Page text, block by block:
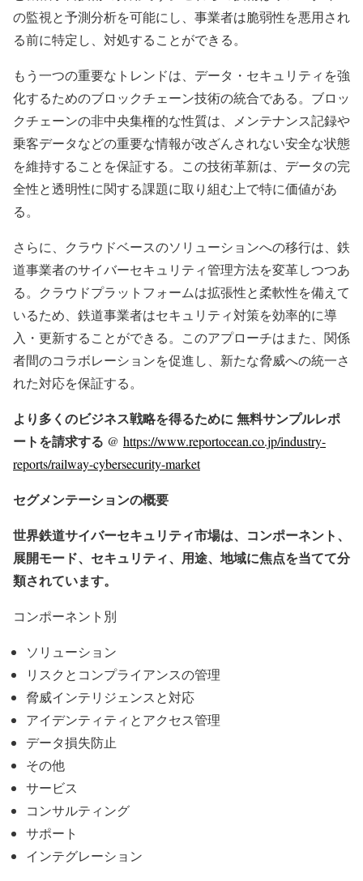
の監視と予測分析を可能にし、事業者は脆弱性を悪用され
る前に特定し、対処することができる。
もう一つの重要なトレンドは、データ・セキュリティを強
化するためのブロックチェーン技術の統合である。ブロッ
クチェーンの非中央集権的な性質は、メンテナンス記録や
乗客データなどの重要な情報が改ざんされない安全な状態
を維持することを保証する。この技術革新は、データの完
全性と透明性に関する課題に取り組む上で特に価値があ
る。
さらに、クラウドベースのソリューションへの移行は、鉄
道事業者のサイバーセキュリティ管理方法を変革しつつあ
る。クラウドプラットフォームは拡張性と柔軟性を備えて
いるため、鉄道事業者はセキュリティ対策を効率的に導
入・更新することができる。このアプローチはまた、関係
者間のコラボレーションを促進し、新たな脅威への統一さ
れた対応を保証する。
より多くのビジネス戦略を得るために 無料サンプルレポ
ートを請求する @ https://www.reportocean.co.jp/industry-
reports/railway-cybersecurity-market
セグメンテーションの概要
世界鉄道サイバーセキュリティ市場は、コンポーネント、
展開モード、セキュリティ、用途、地域に焦点を当てて分
類されています。
コンポーネント別
ソリューション
リスクとコンプライアンスの管理
脅威インテリジェンスと対応
アイデンティティとアクセス管理
データ損失防止
その他
サービス
コンサルティング
サポート
インテグレーション